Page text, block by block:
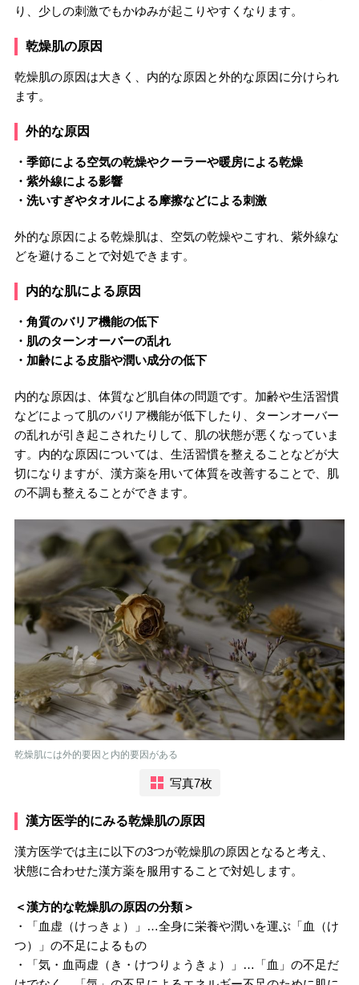
り、少しの刺激でもかゆみが起こりやすくなります。
乾燥肌の原因
乾燥肌の原因は大きく、内的な原因と外的な原因に分けられ
ます。
外的な原因
・季節による空気の乾燥やクーラーや暖房による乾燥
・紫外線による影響
・洗いすぎやタオルによる摩擦などによる刺激
外的な原因による乾燥肌は、空気の乾燥やこすれ、紫外線な
どを避けることで対処できます。
内的な肌による原因
・角質のバリア機能の低下
・肌のターンオーバーの乱れ
・加齢による皮脂や潤い成分の低下
内的な原因は、体質など肌自体の問題です。加齢や生活習慣
などによって肌のバリア機能が低下したり、ターンオーバー
の乱れが引き起こされたりして、肌の状態が悪くなっていま
す。内的な原因については、生活習慣を整えることなどが大
切になりますが、漢方薬を用いて体質を改善することで、肌
の不調も整えることができます。
乾燥肌には外的要因と内的要因がある
写真7枚
漢方医学的にみる乾燥肌の原因
漢方医学では主に以下の3つが乾燥肌の原因となると考え、
状態に合わせた漢方薬を服用することで対処します。
＜漢方的な乾燥肌の原因の分類＞
・「血虚（けっきょ）」…全身に栄養や潤いを運ぶ「血（け
つ）」の不足によるもの
・「気・血両虚（き・けつりょうきょ）」…「血」の不足だ